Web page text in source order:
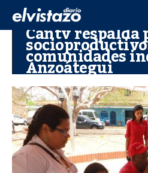
Cantv respalda
comunidades
Anzoátegui